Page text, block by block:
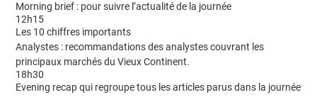
Morning brief : pour suivre l’actualité de la journée
12h15
Les 10 chiffres importants
Analystes : recommandations des analystes couvrant les
principaux marchés du Vieux Continent.
18h30
Evening recap qui regroupe tous les articles parus dans la journée